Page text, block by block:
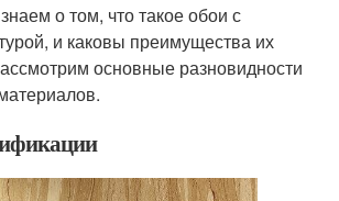
о том, что такое обои с
и каковы преимущества их
основные разновидности